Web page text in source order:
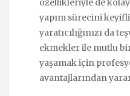
özellikleriyle de
yapım sürecini
yaratıcılığınızı da
ekmekler ile mutlu
yaşamak için
avantajlarından